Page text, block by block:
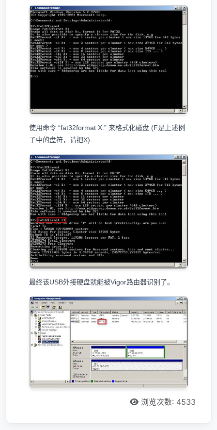
使用命令 “fat32format X:” 来格式化磁盘 (F是上述例
子中的盘符，请把X):
最终该USB外接硬盘就能被Vigor路由器识别了。
浏览次数: 4533